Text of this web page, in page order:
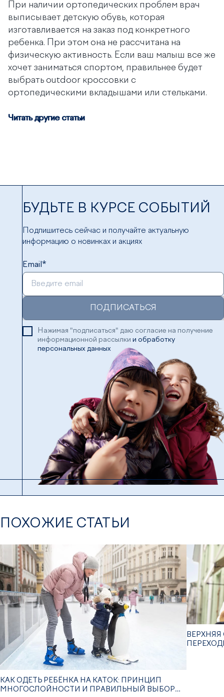
При наличии ортопедических проблем врач
выписывает детскую обувь, которая
изготавливается на заказ под конкретного
ребенка. При этом она не рассчитана на
физическую активность. Если ваш малыш все же
хочет заниматься спортом, правильнее будет
выбрать outdoor кроссовки с
ортопедическими вкладышами или стельками.
Читать другие статьи
БУДЬТЕ В КУРСЕ СОБЫТИЙ
Подпишитесь сейчас и получайте актуальную
информацию о новинках и акциях
Email*
ПОДПИСАТЬСЯ
Нажимая "подписаться" даю согласие на получение
информационной рассылки и обработку
персональных данных
ПОХОЖИЕ СТАТЬИ
КАК ОДЕТЬ РЕБЁНКА НА КАТОК: ПРИНЦИП
МНОГОСЛОЙНОСТИ И ПРАВИЛЬНЫЙ ВЫБОР